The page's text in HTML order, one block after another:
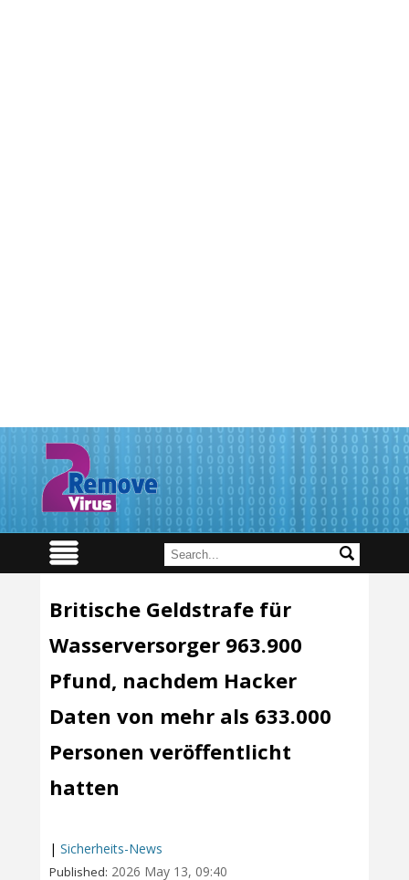
Britische Geldstrafe für
Wasserversorger 963.900
Pfund, nachdem Hacker
Daten von mehr als 633.000
Personen veröffentlicht
hatten
| Sicherheits-News
Published: 2026 May 13, 09:40